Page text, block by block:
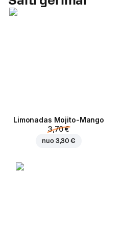
Limonadas Mojito-Mango
3,70 €
nuo 3,30 €